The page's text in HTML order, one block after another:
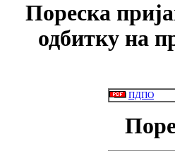
Пореска
одбитку на
ПДПО